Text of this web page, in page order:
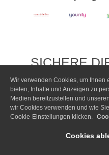
SICHERE
Jetzt
LIVE
hier
Wir verwenden Cookies, um Ihnen
bieten, Inhalte und Anzeigen zu
Medien bereitzustellen und
wir Cookies verwenden und wie
Cookie-Einstellungen klicken.
Cookies